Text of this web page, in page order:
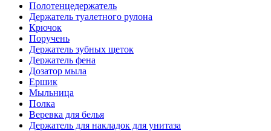
Полотенцедержатель
Держатель туалетного рулона
Крючок
Поручень
Держатель зубных щеток
Держатель фена
Дозатор мыла
Eршик
Мыльница
Полка
Веревка для белья
Держатель для накладок для унитаза